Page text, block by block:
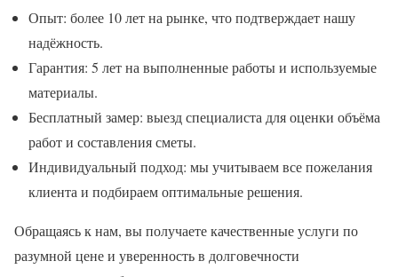
Опыт: более 10 лет на рынке, что подтверждает нашу
надёжность.
Гарантия: 5 лет на выполненные работы и используемые
материалы.
Бесплатный замер: выезд специалиста для оценки объёма
работ и составления сметы.
Индивидуальный подход: мы учитываем все пожелания
клиента и подбираем оптимальные решения.
Обращаясь к нам, вы получаете качественные услуги по
разумной цене и уверенность в долговечности